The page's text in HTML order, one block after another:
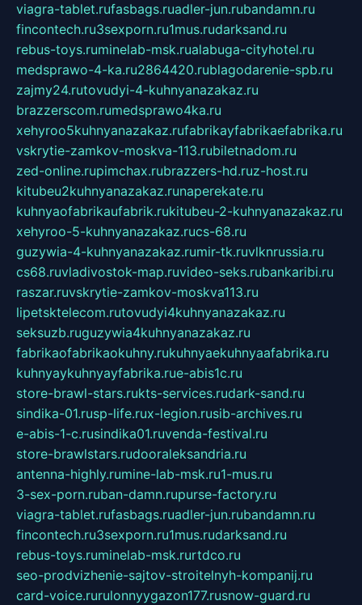
viagra-tablet.rufasbags.ruadler-jun.rubandamn.ru
fincontech.ru3sexporn.ru1mus.rudarksand.ru
rebus-toys.ruminelab-msk.rualabuga-cityhotel.ru
medsprawo-4-ka.ru2864420.rublagodarenie-spb.ru
zajmy24.rutovudyi-4-kuhnyanazakaz.ru
brazzerscom.rumedsprawo4ka.ru
xehyroo5kuhnyanazakaz.rufabrikayfabrikaefabrika.ru
vskrytie-zamkov-moskva-113.rubiletnadom.ru
zed-online.rupimchax.rubrazzers-hd.ruz-host.ru
kitubeu2kuhnyanazakaz.runaperekate.ru
kuhnyaofabrikaufabrik.rukitubeu-2-kuhnyanazakaz.ru
xehyroo-5-kuhnyanazakaz.rucs-68.ru
guzywia-4-kuhnyanazakaz.rumir-tk.ruvlknrussia.ru
cs68.ruvladivostok-map.ruvideo-seks.rubankaribi.ru
raszar.ruvskrytie-zamkov-moskva113.ru
lipetsktelecom.rutovudyi4kuhnyanazakaz.ru
seksuzb.ruguzywia4kuhnyanazakaz.ru
fabrikaofabrikaokuhny.rukuhnyaekuhnyaafabrika.ru
kuhnyaykuhnyayfabrika.rue-abis1c.ru
store-brawl-stars.rukts-services.rudark-sand.ru
sindika-01.rusp-life.rux-legion.rusib-archives.ru
e-abis-1-c.rusindika01.ruvenda-festival.ru
store-brawlstars.rudooraleksandria.ru
antenna-highly.rumine-lab-msk.ru1-mus.ru
3-sex-porn.ruban-damn.rupurse-factory.ru
viagra-tablet.rufasbags.ruadler-jun.rubandamn.ru
fincontech.ru3sexporn.ru1mus.rudarksand.ru
rebus-toys.ruminelab-msk.rurtdco.ru
seo-prodvizhenie-sajtov-stroitelnyh-kompanij.ru
card-voice.rurulonnyygazon177.rusnow-guard.ru